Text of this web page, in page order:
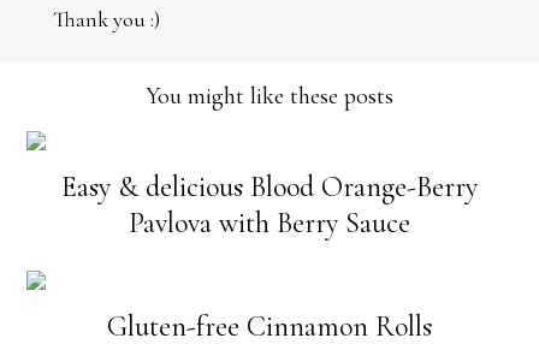
Thank you :)
You might like these posts
Easy & delicious Blood Orange-Berry
Pavlova with Berry Sauce
Gluten-free Cinnamon Rolls